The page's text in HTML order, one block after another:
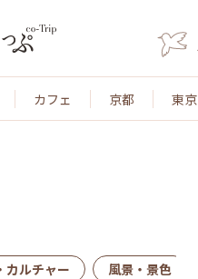
カフェ 京都 東京
カルチャー 風景・景色